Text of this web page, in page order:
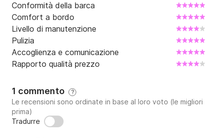
Conformità della barca
Comfort a bordo
Livello di manutenzione
Pulizia
Accoglienza e comunicazione
Rapporto qualità prezzo
1 commento ?
Le recensioni sono ordinate in base al loro voto (le migliori
prima)
Tradurre